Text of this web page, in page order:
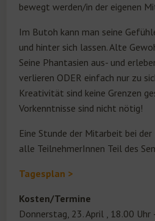
bewegt werden/in der eigenen
Im Butoh kann man seine
und hinter sich lassen. Alte
Seine Phantasien aus- und
verlieren ODER einfach nur zu
Kreativität sind keine Grenzen
Vorkenntnisse sind nicht nötig!
Eine Stunde der Mitarbeit bei
alle TeilnehmerInnen Teil des
Tagesplan >
Kosten/Termine
Donnerstag, 23. April , 18.00 Uhr